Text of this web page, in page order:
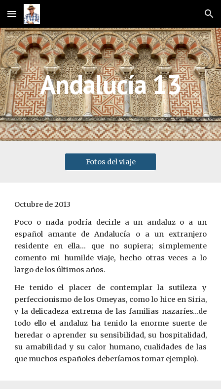
Skip to main content Skip to navigation
Andalucía 13
Fotos del viaje
Octubre de 2013
Poco o nada podría decirle a un andaluz o a un
español amante de Andalucía o a un extranjero
residente en ella… que no supiera; simplemente
comento mi humilde viaje, hecho otras veces a lo
largo de los últimos años.
He tenido el placer de contemplar la sutileza y
perfeccionismo de los Omeyas, como lo hice en Siria,
y la delicadeza extrema de las familias nazaríes…de
todo ello el andaluz ha tenido la enorme suerte de
heredar o aprender su sensibilidad, su hospitalidad,
su amabilidad y su calor humano, cualidades de las
que muchos españoles deberíamos tomar ejemplo).